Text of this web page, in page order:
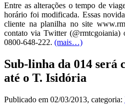
Entre as alterações o tempo de
horário foi modificada. Essas
cliente na planilha no site
contato via Twitter
0800-648-222. (mais…)
Sub-linha da 014 será
até o T. Isidória
Publicado em 02/03/2013, categoria: